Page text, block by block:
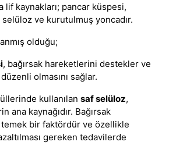
lif kaynakları; pancar küspesi,
ve kurutulmuş yoncadır.
olduğu;
, bağırsak hareketlerini destekler ve
düzenli olmasını sağlar.
kullanılan saf selüloz,
ana kaynağıdır. Bağırsak
bir faktördür ve özellikle
gereken tedavilerde